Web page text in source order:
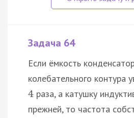
Задача 64
Если ёмкость
колебательного контура
4 раза, а катушку
прежней, то частота